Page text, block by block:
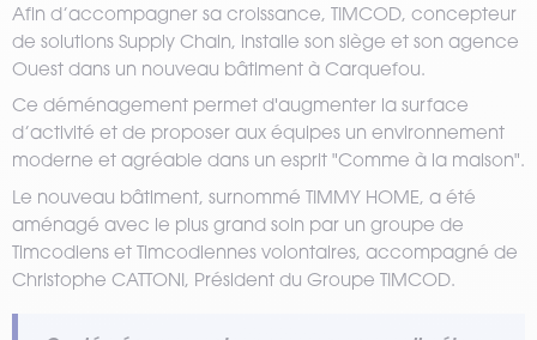
Afin d’accompagner sa croissance, TIMCOD, concepteur
de solutions Supply Chain, installe son siège et son agence
Ouest dans un nouveau bâtiment à Carquefou.
Ce déménagement permet d'augmenter la surface
d’activité et de proposer aux équipes un environnement
moderne et agréable dans un esprit "Comme à la maison".
Le nouveau bâtiment, surnommé TIMMY HOME, a été
aménagé avec le plus grand soin par un groupe de
Timcodiens et Timcodiennes volontaires, accompagné de
Christophe CATTONI, Président du Groupe TIMCOD.